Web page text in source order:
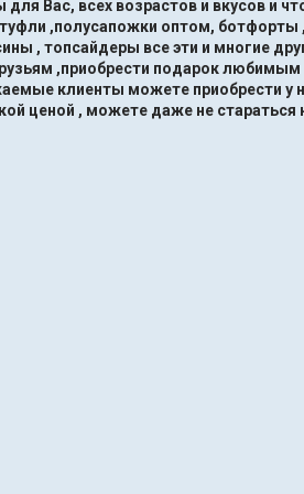
Вас, всех возрастов и вкусов и
,полусапожки оптом, ботфорты ,
, топсайдеры все эти и многие
,приобрести подарок любимым
клиенты можете приобрести у
ценой , можете даже не стараться